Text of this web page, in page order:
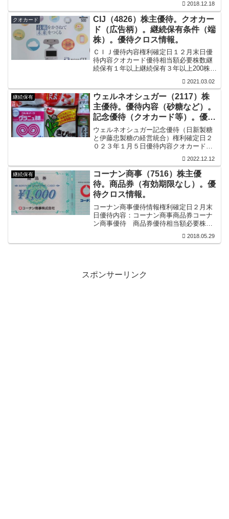
分3000円分500株以上3000円分4000円分
5000円分継続保有条件権利が確定す...
2018.12.18
クオカード
CIJ（4826）株主優待。クオカー
ド（広告柄）。継続保有条件（端
株）。優待クロス情報。
ＣＩＪ優待内容権利確定日１２月末日優
待内容クオカード優待相当額必要株数継
続保有１年以上継続保有３年以上200株以
1000円分2000株以上2000円分4000円分
10000株以上3000円分6...
2021.03.02
継続保有
ウェルネオシュガー（2117）株
主優待。優待内容（砂糖など）。
記念優待（クオカード等）。優待
クロス情報。
ウェルネオシュガー記念優待（日新製糖
と伊藤忠製糖の経営統合）権利確定日２
０２３年１月５日優待内容クオカードウ
糖など）ウェルネオシュガー優待（砂糖
他）2000円相当優待相当額必要株数クオ
カード自社商品100...
2022.12.12
継続保有
コーナン商事（7516）株主優
待。商品券（有効期限なし）。優
待クロス情報。
コーナン商事優待情報権利確定日２月末
日優待内容：コーナン商事商品券コーナ
ン商事優待 商品券優待相当額必要株数
株毎に1000円分（上限1000株10000円
2018.05.29
スポンサーリンク